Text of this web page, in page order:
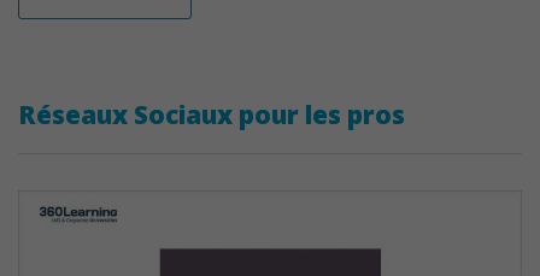
Réseaux Sociaux pour les pros